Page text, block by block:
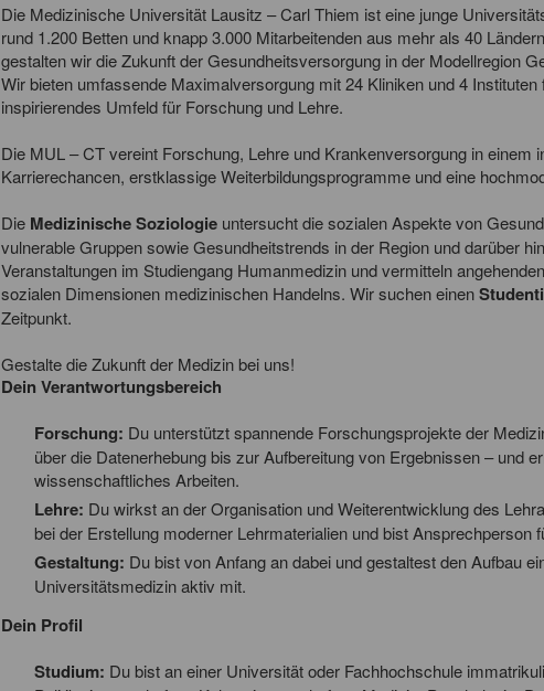
Die Medizinische Universität Lausitz – Carl Thiem ist eine junge
rund 1.200 Betten und knapp 3.000 Mitarbeitenden aus mehr als 40
gestalten wir die Zukunft der Gesundheitsversorgung in der Modellregion
Wir bieten umfassende Maximalversorgung mit 24 Kliniken und 4
inspirierendes Umfeld für Forschung und Lehre.
Die MUL – CT vereint Forschung, Lehre und Krankenversorgung in einem
Karrierechancen, erstklassige Weiterbildungsprogramme und eine
Die Medizinische Soziologie untersucht die sozialen Aspekte von
vulnerable Gruppen sowie Gesundheitstrends in der Region und darüber
Veranstaltungen im Studiengang Humanmedizin und vermitteln
sozialen Dimensionen medizinischen Handelns. Wir suchen einen
Zeitpunkt.
Gestalte die Zukunft der Medizin bei uns!
Dein Verantwortungsbereich
Forschung: Du unterstützt spannende Forschungsprojekte der
über die Datenerhebung bis zur Aufbereitung von Ergebnissen – und
wissenschaftliches Arbeiten.
Lehre: Du wirkst an der Organisation und Weiterentwicklung des
bei der Erstellung moderner Lehrmaterialien und bist Ansprechperson
Gestaltung: Du bist von Anfang an dabei und gestaltest den Aufbau
Universitätsmedizin aktiv mit.
Dein Profil
Studium: Du bist an einer Universität oder Fachhochschule